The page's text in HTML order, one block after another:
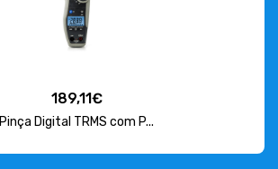
189,11€
Pinça Digital TRMS com P...